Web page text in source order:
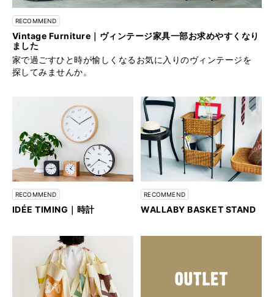
RECOMMEND
Vintage Furniture｜ヴィンテージ家具一部お求めやすくなり
ました
家で過ごすひと時が愉しくなるお気に入りのヴィンテージを
探してみませんか。
RECOMMEND
IDÉE TIMING｜時計
RECOMMEND
WALLABY BASKET STAND